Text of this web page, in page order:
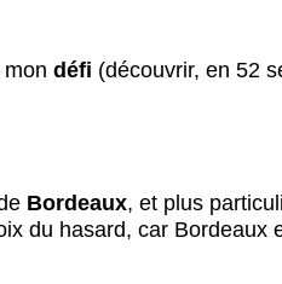
défi (découvrir, en 52
Bordeaux, et plus
du hasard, car Bordeaux